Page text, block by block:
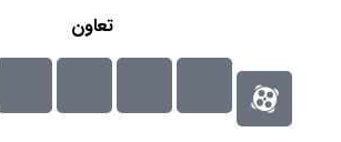
تعاون